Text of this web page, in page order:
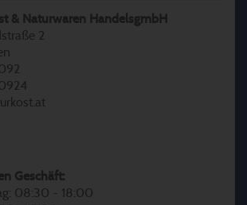
& Naturwaren HandelsgmbH
2
Geschäft:
08:30 - 18:00